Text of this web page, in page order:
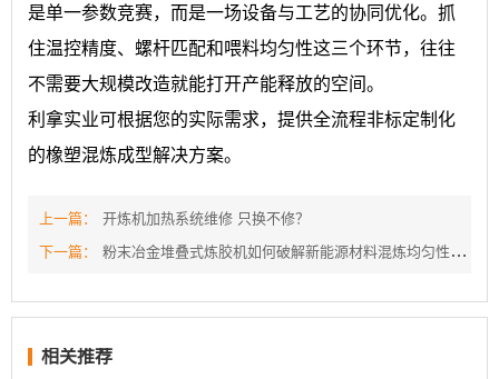
是单一参数竞赛，而是一场设备与工艺的协同优化。抓
住温控精度、螺杆匹配和喂料均匀性这三个环节，往往
不需要大规模改造就能打开产能释放的空间。
利拿实业可根据您的实际需求，提供全流程非标定制化
的橡塑混炼成型解决方案。
上一篇：
开炼机加热系统维修 只换不修？
下一篇：
粉末冶金堆叠式炼胶机如何破解新能源材料混炼均匀性难题？
相关推荐